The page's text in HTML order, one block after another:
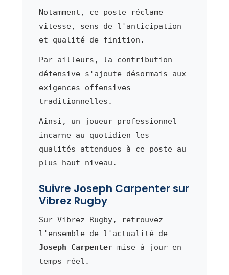
Notamment, ce poste réclame
vitesse, sens de l'anticipation
et qualité de finition.
Par ailleurs, la contribution
défensive s'ajoute désormais aux
exigences offensives
traditionnelles.
Ainsi, un joueur professionnel
incarne au quotidien les
qualités attendues à ce poste au
plus haut niveau.
Suivre Joseph Carpenter sur
Vibrez Rugby
Sur Vibrez Rugby, retrouvez
l'ensemble de l'actualité de
Joseph Carpentermise à jour en
temps réel.